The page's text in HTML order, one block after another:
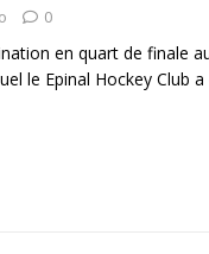
0
en quart de finale
le Epinal Hockey Club